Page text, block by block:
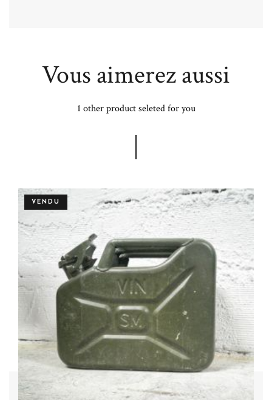
Vous aimerez aussi
1 other product seleted for you
VENDU